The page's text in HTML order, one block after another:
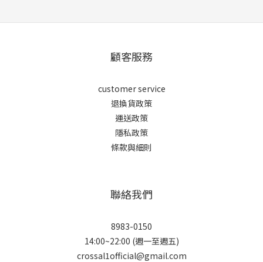
顧客服務
customer service
退換貨政策
運送政策
隱私政策
條款與細則
聯絡我們
8983-0150
14:00~22:00 (週一至週五)
crossal1official@gmail.com